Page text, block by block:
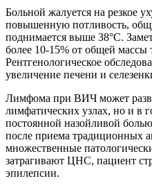
Больной жалуется на резкое
повышенную потливость,
поднимается выше 38°С.
более 10-15% от общей массы
Рентгенологическое
увеличение печени и
Лимфома при ВИЧ может
лимфатических узлах, но и в
постоянной назойливой
после приема традиционных
множественные
затрагивают ЦНС, пациент
эпилепсии.